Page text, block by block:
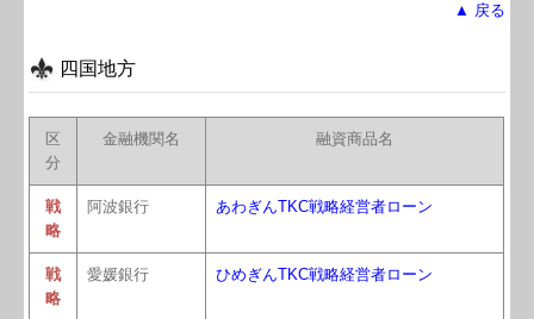
▲ 戻る
四国地方
区
分
金融機関名 融資商品名
戦
略
阿波銀行 あわぎんTKC戦略経営者ローン
戦
略
愛媛銀行 ひめぎんTKC戦略経営者ローン